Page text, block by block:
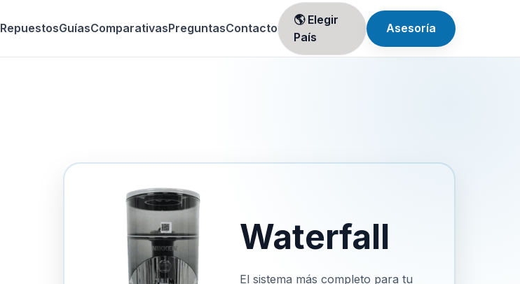
RepuestosGuíasComparativasPreguntasContacto
🌎 Elegir
País
Asesoría
Waterfall
El sistema más completo para tu